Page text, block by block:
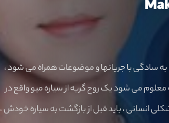
سادگی با جریانها و موضوعات همراه می شود ،
می شود یک روح گربه از سیاره میو واقع در
انسانی ، باید قبل از بازگشت به سیاره خودش ،